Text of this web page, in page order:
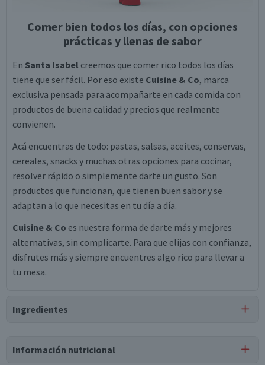
Comer bien todos los días, con opciones
prácticas y llenas de sabor
En Santa Isabel creemos que comer rico todos los días
tiene que ser fácil. Por eso existe Cuisine & Co, marca
exclusiva pensada para acompañarte en cada comida con
productos de buena calidad y precios que realmente
convienen.
Acá encuentras de todo: pastas, salsas, aceites, conservas,
cereales, snacks y muchas otras opciones para cocinar,
resolver rápido o simplemente darte un gusto. Son
productos que funcionan, que tienen buen sabor y se
adaptan a lo que necesitas en tu día a día.
Cuisine & Co es nuestra forma de darte más y mejores
alternativas, sin complicarte. Para que elijas con confianza,
disfrutes más y siempre encuentres algo rico para llevar a
tu mesa.
Ingredientes
Información nutricional